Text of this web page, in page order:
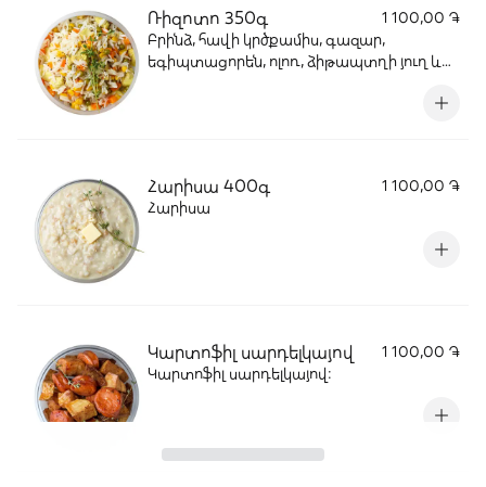
Ռիզոտո 350գ
1 100,00 ֏
Բրինձ, հավի կրծքամիս, գազար,
եգիպտացորեն, ոլոռ, ձիթապտղի յուղ և
Հարիսա 400գ
1 100,00 ֏
Հարիսա
Կարտոֆիլ սարդելկայով
1 100,00 ֏
Կարտոֆիլ սարդելկայով: